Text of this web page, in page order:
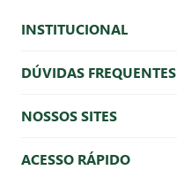
INSTITUCIONAL
DÚVIDAS FREQUENTES
NOSSOS SITES
ACESSO RÁPIDO